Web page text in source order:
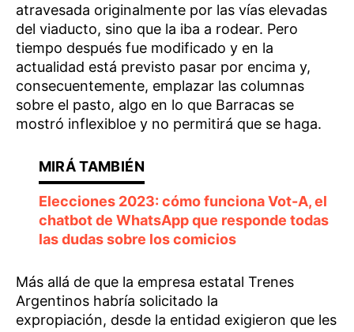
atravesada originalmente por las vías elevadas
del viaducto, sino que la iba a rodear. Pero
tiempo después fue modificado y en la
actualidad está previsto pasar por encima y,
consecuentemente, emplazar las columnas
sobre el pasto, algo en lo que Barracas se
mostró inflexibloe y no permitirá que se haga.
Elecciones 2023: cómo funciona Vot-A, el
chatbot de WhatsApp que responde todas
las dudas sobre los comicios
Más allá de que la empresa estatal Trenes
Argentinos habría solicitado la
expropiación, desde la entidad exigieron que les